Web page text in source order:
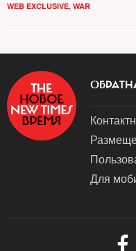
WEB EXCLUSIVE, WAR
Для